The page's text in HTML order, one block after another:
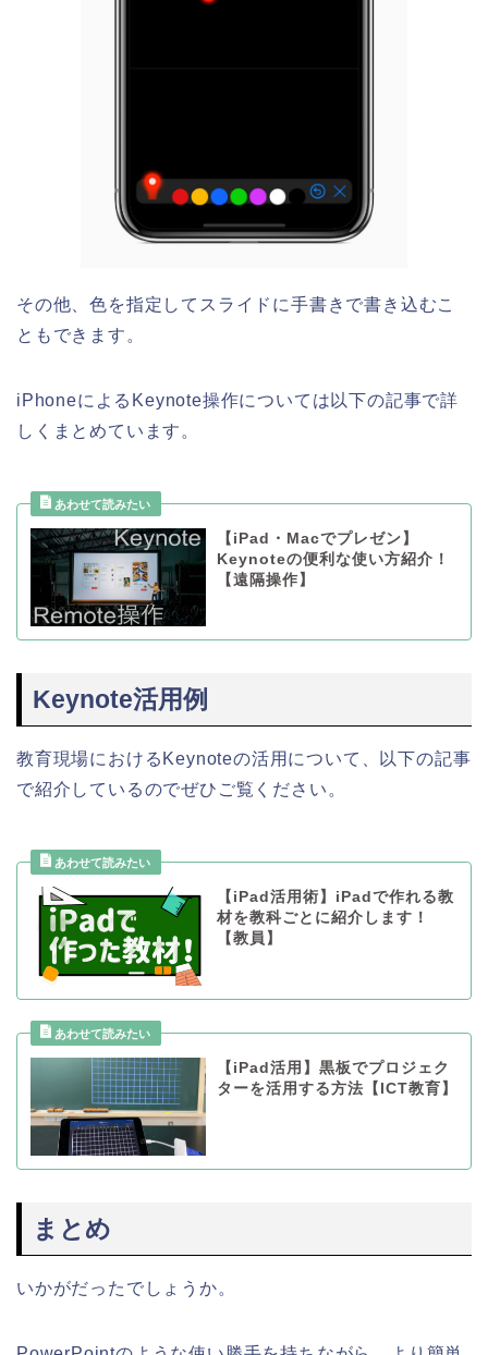
その他、色を指定してスライドに手書きで書き込むこ
ともできます。
iPhoneによるKeynote操作については以下の記事で詳
しくまとめています。
【iPad・Macでプレゼン】
Keynoteの便利な使い方紹介！
【遠隔操作】
Keynote活用例
教育現場におけるKeynoteの活用について、以下の記事
で紹介しているのでぜひご覧ください。
【iPad活用術】iPadで作れる教
材を教科ごとに紹介します！
【教員】
【iPad活用】黒板でプロジェク
ターを活用する方法【ICT教育】
まとめ
いかがだったでしょうか。